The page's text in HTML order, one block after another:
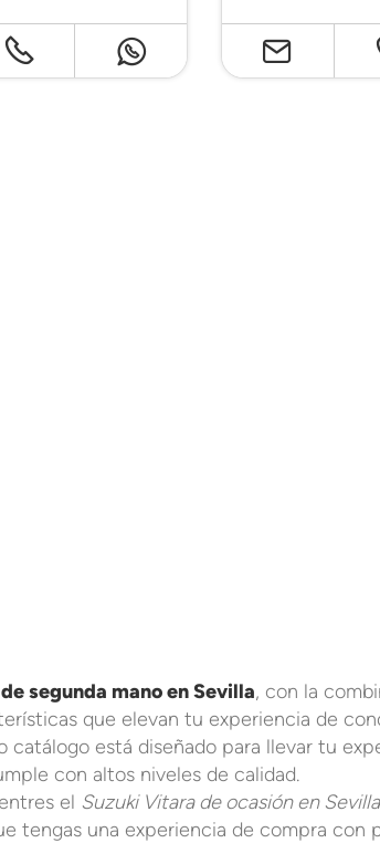
segunda mano en Sevilla, con la
que elevan tu experiencia de
está diseñado para llevar tu
con altos niveles de calidad.
el Suzuki Vitara de ocasión en Sevilla
tengas una experiencia de compra con